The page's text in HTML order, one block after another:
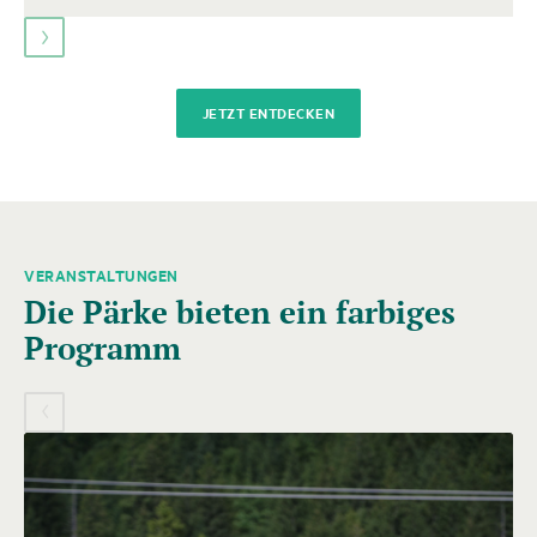
JETZT ENTDECKEN
Die Pärke bieten ein farbiges
Programm
VERANSTALTUNGEN
Es
folgt
ein
Karussell-
mehreren
Einträgen.